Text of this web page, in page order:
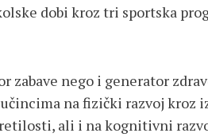
dobi kroz tri sportska
zabave nego i generator
na fizički razvoj kroz
ali i na kognitivni